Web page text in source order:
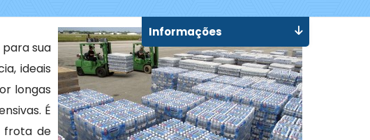
sua
ideais
longas
É
frota de
Informações